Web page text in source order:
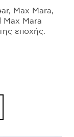
Max Mara,
Max Mara
εποχής.